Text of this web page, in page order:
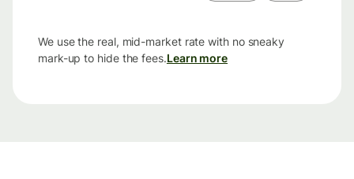
We use the real, mid-market rate with no sneaky
mark-up to hide the fees.Learn more